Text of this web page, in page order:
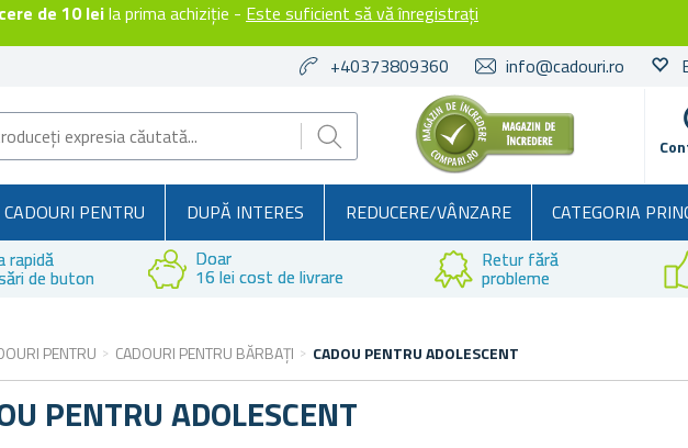
de 10 leila prima achiziție - Este suficient să vă înregistrați
+40373809360
info@cadouri.ro
CADOURI PENTRU DUPĂ INTERES REDUCERE/VÂNZARE CATEGORIA
rapidă
de buton
Doar
16 lei cost de livrare
Retur fără
probleme
PENTRU CADOURI PENTRU BĂRBAȚI CADOU PENTRU ADOLESCENT
PENTRU ADOLESCENT